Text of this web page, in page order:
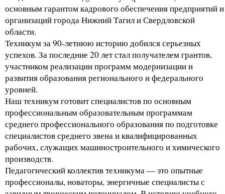
основным гарантом кадрового обеспечения предприятий и
организаций города Нижний Тагил и Свердловской
области.
Техникум за 90-летнюю историю добился серьезных
успехов. За последние 20 лет стал получателем грантов,
участником реализации программ модернизации и
развития образования регионального и федерального
уровней.
Наш техникум готовит специалистов по основным
профессиональным образовательным программам
среднего профессионального образования по подготовке
специалистов среднего звена и квалифицированных
рабочих, служащих машиностроительного и химического
производств.
Педагогический коллектив техникума — это опытные
профессионалы, новаторы, энергичные специалисты с